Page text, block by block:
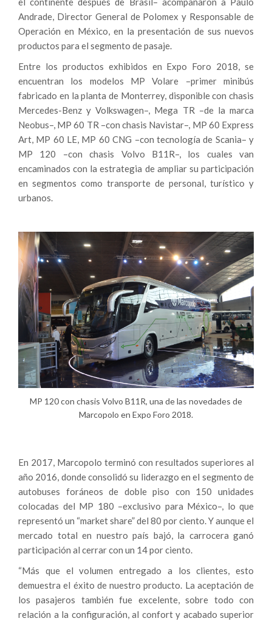
Andrade, Director General de Polomex y Responsable de
Operación en México, en la presentación de sus nuevos
productos para el segmento de pasaje.
Entre los productos exhibidos en Expo Foro 2018, se
encuentran los modelos MP Volare –primer minibús
fabricado en la planta de Monterrey, disponible con chasis
Mercedes-Benz y Volkswagen–, Mega TR –de la marca
Neobus–, MP 60 TR –con chasis Navistar–, MP 60 Express
Art, MP 60 LE, MP 60 CNG –con tecnología de Scania– y
MP 120 –con chasis Volvo B11R–, los cuales van
encaminados con la estrategia de ampliar su participación
en segmentos como transporte de personal, turístico y
urbanos.
MP 120 con chasis Volvo B11R, una de las novedades de
Marcopolo en Expo Foro 2018.
En 2017, Marcopolo terminó con resultados superiores al
año 2016, donde consolidó su liderazgo en el segmento de
autobuses foráneos de doble piso con 150 unidades
colocadas del MP 180 –exclusivo para México–, lo que
representó un “market share” del 80 por ciento. Y aunque el
mercado total en nuestro país bajó, la carrocera ganó
participación al cerrar con un 14 por ciento.
“Más que el volumen entregado a los clientes, esto
demuestra el éxito de nuestro producto. La aceptación de
los pasajeros también fue excelente, sobre todo con
relación a la configuración, al confort y acabado superior